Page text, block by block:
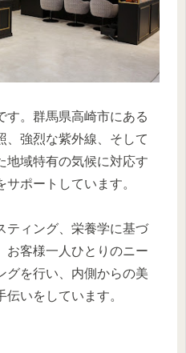
す。群馬県高崎市にある
、強烈な紫外線、そして
地域特有の気候に対応す
ポートしています。
ティング、栄養学に基づ
お客様一人ひとりのニー
グを行い、内側からの美
いをしています。